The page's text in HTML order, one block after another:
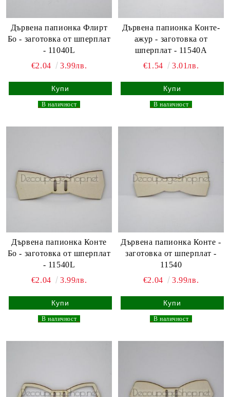
Дървена папионка Флирт
Бо - заготовка от шперплат
- 11040L
€2.04
3.99лв.
В наличност
Дървена папионка Конте-
ажур - заготовка от
шперплат - 11540A
€1.54
3.01лв.
В наличност
Дървена папионка Конте
Бо - заготовка от шперплат
- 11540L
€2.04
3.99лв.
В наличност
Дървена папионка Конте -
заготовка от шперплат -
11540
€2.04
3.99лв.
В наличност